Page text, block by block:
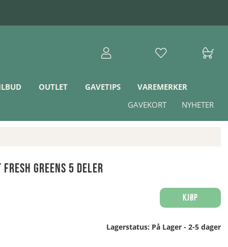
OUTLET GAVETIPS
VAREMERKER
NYHETER
GAVEKORT
Greens 5 deler
Kjøp
Lagerstatus: På Lager - 2-5 dager